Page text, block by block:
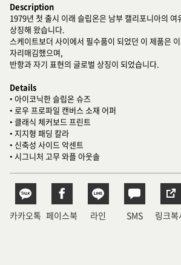
Description
1979년 첫 출시 이래 슬립온은 남부 캘리포니아의
상징해 왔습니다.
스케이트보더 사이에서 필수품이 되었던 이 제품은
자리매김했으며,
반항과 자기 표현의 글로벌 상징이 되었습니다.
Details
• 아이코닉한 슬립온 슈즈
• 로우 프로파일 캔버스 소재 어퍼
• 클래식 체커보드 프린트
• 지지형 패딩 칼라
• 신축성 사이드 악센트
• 시그니처 고무 와플 아웃솔
카카오톡 페이스북 라인 SMS 링크복